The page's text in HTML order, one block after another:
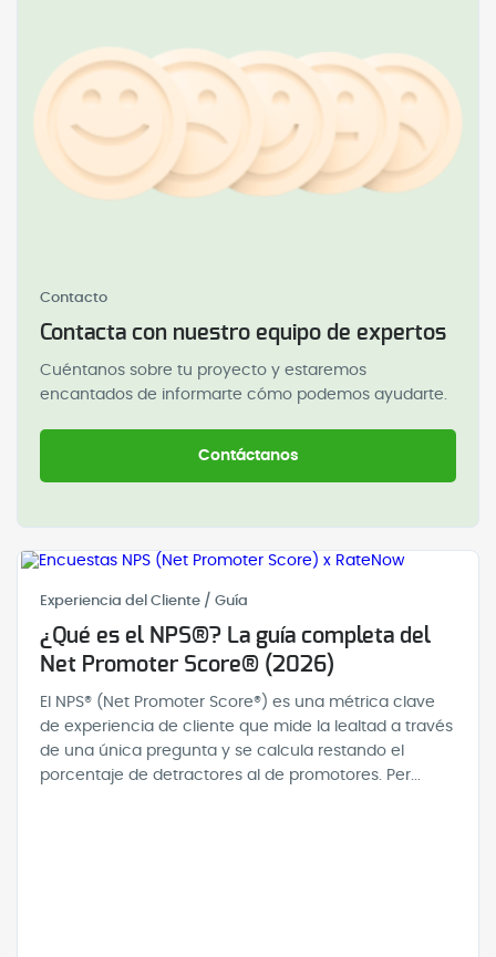
Contacto
Contacta con nuestro equipo de expertos
Cuéntanos sobre tu proyecto y estaremos
encantados de informarte cómo podemos ayudarte.
Contáctanos
Experiencia del Cliente / Guía
¿Qué es el NPS®? La guía completa del
Net Promoter Score® (2026)
El NPS® (Net Promoter Score®) es una métrica clave
de experiencia de cliente que mide la lealtad a través
de una única pregunta y se calcula restando el
porcentaje de detractores al de promotores. Per...